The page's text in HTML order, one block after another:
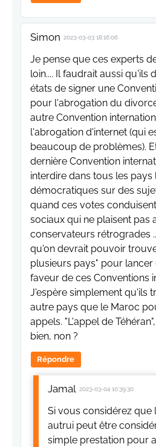
Simon 2023-03-03 18:16:06
Je pense que ces experts
loin.... Il faudrait aussi qu'ils
états de signer une
pour l'abrogation du
autre Convention
l'abrogation d'internet (qui
beaucoup de problèmes).
dernière Convention
interdire dans tous les pays
démocratiques sur des
quand ces votes
sociaux qui ne plaisent pas
conservateurs rétrogrades
qu'on devrait pouvoir
plusieurs pays" pour lancer
faveur de ces Conventions
J'espère simplement qu'ils
autre pays que le Maroc
appels. "L'appel de
bien, non ?
Répondre
Jamal 2023-03-04 10:39:30
Si vous considérez que
autrui peut être
simple prestation pour